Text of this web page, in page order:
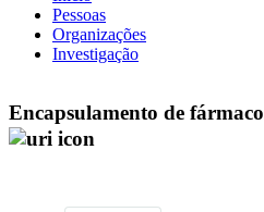
Pessoas
Organizações
Investigação
Encapsulamento de